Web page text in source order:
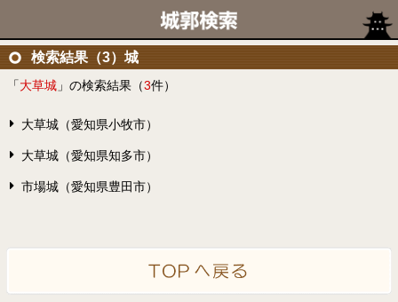
検索結果（3）城
「大草城 」の検索結果（3件）
大草城（愛知県小牧市）
大草城（愛知県知多市）
市場城（愛知県豊田市）